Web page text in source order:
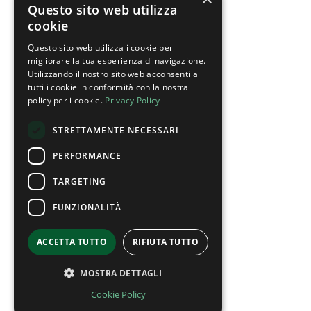
Questo sito web utilizza
cookie
Questo sito web utilizza i cookie per
migliorare la tua esperienza di navigazione.
Utilizzando il nostro sito web acconsenti a
tutti i cookie in conformità con la nostra
policy per i cookie. Privacy Policy
STRETTAMENTE NECESSARI
PERFORMANCE
TARGETING
FUNZIONALITÀ
ACCETTA TUTTO RIFIUTA TUTTO
MOSTRA DETTAGLI
Cookie Policy